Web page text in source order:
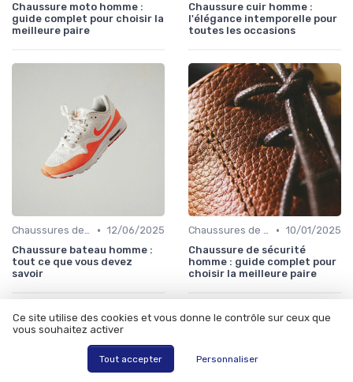
Chaussure moto homme :
guide complet pour choisir la
meilleure paire
Chaussure cuir homme :
l'élégance intemporelle pour
toutes les occasions
Chaussures de Ville • 12/06/2025
Chaussure bateau homme :
tout ce que vous devez
savoir
Chaussures de Sport • 10/01/2025
Chaussure de sécurité
homme : guide complet pour
choisir la meilleure paire
Les articles par date
Ce site utilise des cookies et vous donne le contrôle sur ceux que
vous souhaitez activer
Tout accepter Personnaliser